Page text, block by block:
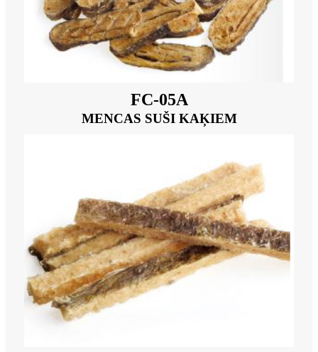
FC-05A
MENCAS SUŠI KAĶIEM